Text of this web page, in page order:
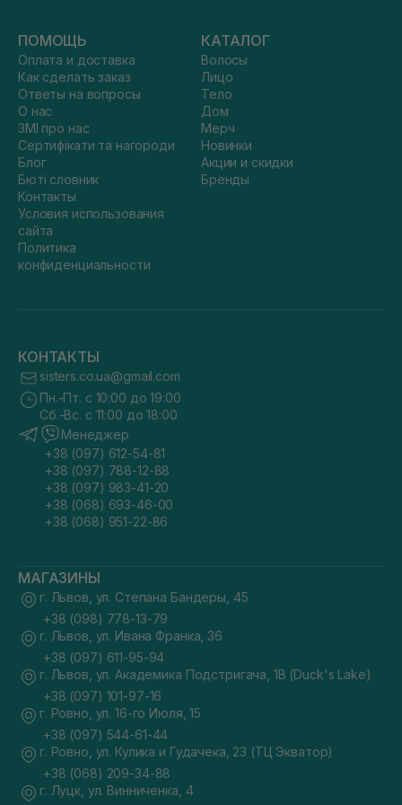
ПОМОЩЬ
Оплата и доставка
Как сделать заказ
Ответы на вопросы
О нас
ЗМІ про нас
Сертифікати та нагороди
Блог
Бюті словник
Контакты
Условия использования
сайта
Политика
конфиденциальности
КАТАЛОГ
Волосы
Лицо
Тело
Дом
Мерч
Новинки
Акции и скидки
Бренды
КОНТАКТЫ
sisters.co.ua@gmail.com
Пн.-Пт. с 10:00 до 19:00
Сб.-Вс. с 11:00 до 18:00
Менеджер
+38 (097) 612-54-81
+38 (097) 788-12-88
+38 (097) 983-41-20
+38 (068) 693-46-00
+38 (068) 951-22-86
МАГАЗИНЫ
г. Львов, ул. Степана Бандеры, 45
+38 (098) 778-13-79
г. Львов, ул. Ивана Франка, 36
+38 (097) 611-95-94
г. Львов, ул. Академика Подстригача, 1В (Duck's Lake)
+38 (097) 101-97-16
г. Ровно, ул. 16-го Июля, 15
+38 (097) 544-61-44
г. Ровно, ул. Кулика и Гудачека, 23 (ТЦ Экватор)
+38 (068) 209-34-88
г. Луцк, ул. Винниченка, 4